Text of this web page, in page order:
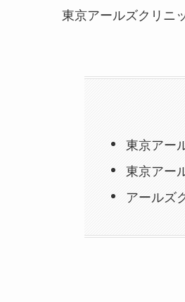
東京アールズクリニ
東京アー
東京アー
アールズ